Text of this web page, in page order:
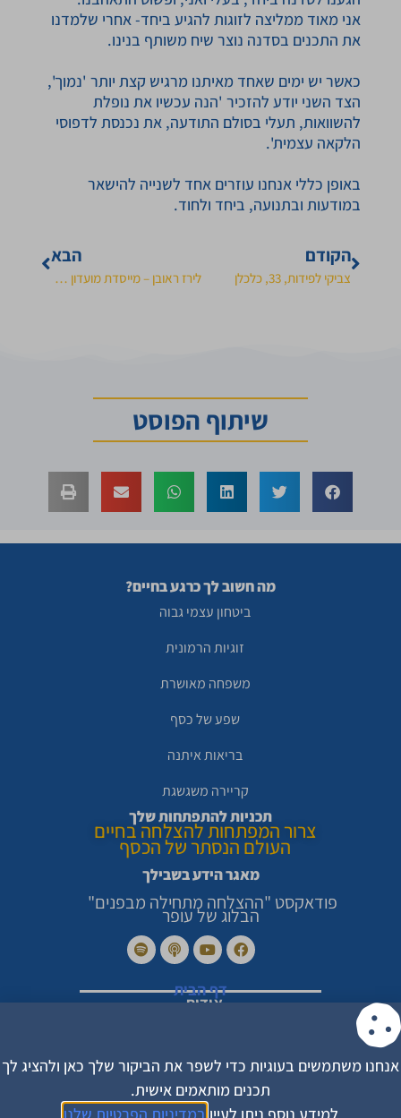
אני מאוד ממליצה לזוגות להגיע ביחד- אחרי שלמדנו
את התכנים בסדנה נוצר שיח משותף בנינו.
כאשר יש ימים שאחד מאיתנו מרגיש קצת יותר 'נמוך',
הצד השני יודע להזכיר 'הנה עכשיו את נופלת
להשוואות, תעלי בסולם התודעה, את נכנסת לדפוסי
הלקאה עצמית'.
באופן כללי אנחנו עוזרים אחד לשנייה להישאר
במודעות ובתנועה, ביחד ולחוד.
הקודם
צביקי לפידות, 33, כלכלן
הבא
לירז ראובן – מייסדת מועדון עצמאיות ביחד
שיתוף הפוסט
מה חשוב לך כרגע בחיים?
ביטחון עצמי גבוה
זוגיות הרמונית
משפחה מאושרת
שפע של כסף
בריאות איתנה
קריירה משגשגת
תכניות להתפתחות שלך
צרור המפתחות להצלחה בחיים
העולם הנסתר של הכסף
מאגר הידע בשבילך
פודאקסט "ההצלחה מתחילה מבפנים"
הבלוג של עופר
דף הבית
אודות
הצהרת נגישות
תקנון האתר
עקבו אחריי בפייסבוק
אנחנו משתמשים בעוגיות כדי לשפר את הביקור שלך כאן ולהציג לך
תכנים מותאמים אישית.
למידע נוסף ניתן לעיין במדיניות הפרטיות שלנו